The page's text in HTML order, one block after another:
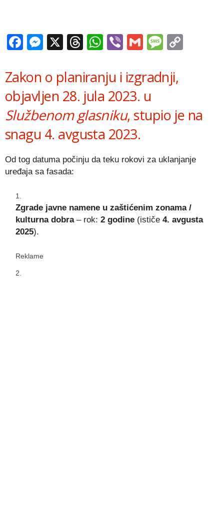
Facebook
Messenger
X Threads
WhatsApp
ViberGmail
Zakon o planiranju i izgradnji,
objavljen 28. jula 2023. u
Službenom glasniku, stupio je na
snagu 4. avgusta 2023.
Od tog datuma počinju da teku rokovi za uklanjanje
uređaja sa fasada:
Zgrade javne namene u zaštićenim zonama /
kulturna dobra– rok: 2 godine (ističe 4. avgusta
2025).
Reklame